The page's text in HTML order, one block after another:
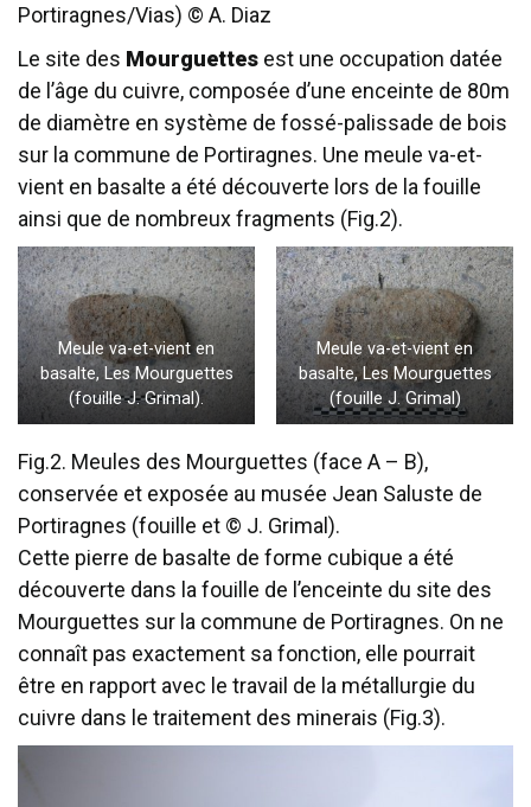
Portiragnes/Vias) © A. Diaz
Le site des Mourguettes est une occupation datée
de l’âge du cuivre, composée d’une enceinte de 80m
de diamètre en système de fossé-palissade de bois
sur la commune de Portiragnes. Une meule va-et-
vient en basalte a été découverte lors de la fouille
ainsi que de nombreux fragments (Fig.2).
Meule va-et-vient en
basalte, Les Mourguettes
(fouille J. Grimal).
Meule va-et-vient en
basalte, Les Mourguettes
(fouille J. Grimal)
Fig.2. Meules des Mourguettes (face A – B),
conservée et exposée au musée Jean Saluste de
Portiragnes (fouille et © J. Grimal).
Cette pierre de basalte de forme cubique a été
découverte dans la fouille de l’enceinte du site des
Mourguettes sur la commune de Portiragnes. On ne
connaît pas exactement sa fonction, elle pourrait
être en rapport avec le travail de la métallurgie du
cuivre dans le traitement des minerais (Fig.3).